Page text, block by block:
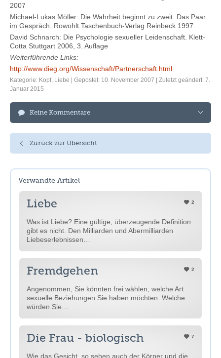
2007
Michael-Lukas Möller: Die Wahrheit beginnt zu zweit. Das Paar
im Gespräch. Rowohlt Taschenbuch-Verlag Reinbeck 1997
David Schnarch: Die Psychologie sexueller Leidenschaft. Klett-
Cotta Stuttgart 2006, 3. Auflage
Weiterführende Links:
http://www.dieg.org/Wissenschaft/Partnerschaft.html
Kategorie: Kopf, Liebe | Gepostet: 10. November 2007 | Zuletzt geändert: 7.
Januar 2015
Keine Kommentare
Zurück zur Übersicht
Verwandte Artikel
Liebe 2
Was ist Liebe? Eine gültige, überzeugende Definition
gibt es nicht. Den Milliarden und Abermilliarden
Liebeserlebnissen…
Fremdgehen 2
Angenommen, Sie könnten frei wählen, welche Art
sexuelle Beziehungen Sie haben möchten. Welche
würden Sie…
Die Frau - biologisch 7
Wie das Gesicht, so sehen auch der Körper und die